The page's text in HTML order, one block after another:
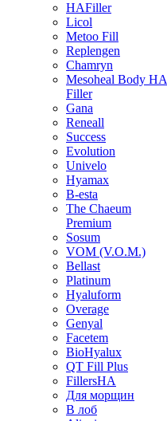
HAFiller
Licol
Metoo Fill
Replengen
Chamryn
Mesoheal Body HA
Filler
Gana
Reneall
Success
Evolution
Univelo
Hyamax
B-esta
The Chaeum
Premium
Sosum
VOM (V.O.M.)
Bellast
Platinum
Hyaluform
Overage
Genyal
Facetem
BioHyalux
QT Fill Plus
FillersHA
Для морщин
В лоб